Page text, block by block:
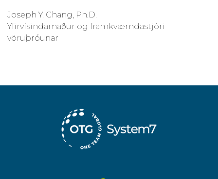
Joseph Y. Chang, Ph.D.
Yfirvísindamaður og framkvæmdastjóri
vöruþróunar